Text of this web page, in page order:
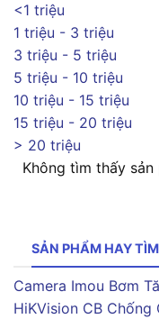
<1 triệu
1 triệu - 3 triệu
3 triệu - 5 triệu
5 triệu - 10 triệu
10 triệu - 15 triệu
15 triệu - 20 triệu
> 20 triệu
Không tìm thấy
SẢN PHẨM HAY
Camera Imou Bơm
HiKVision CB Chống